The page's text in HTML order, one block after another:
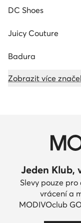
DC Shoes
Juicy Couture
Badura
Zobrazit více
Jeden Klub,
Slevy pouze
vrácení a
MODIVOclub